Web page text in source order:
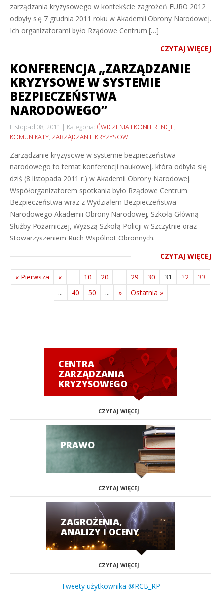
zarządzania kryzysowego w kontekście zagrożeń EURO 2012
odbyły się 7 grudnia 2011 roku w Akademii Obrony Narodowej.
Ich organizatorami było Rządowe Centrum […]
CZYTAJ WIĘCEJ
KONFERENCJA „ZARZĄDZANIE
KRYZYSOWE W SYSTEMIE
BEZPIECZEŃSTWA
NARODOWEGO”
Listopad 08, 2011 Kategoria: ĆWICZENIA I KONFERENCJE,
KOMUNIKATY, ZARZĄDZANIE KRYZYSOWE
Zarządzanie kryzysowe w systemie bezpieczeństwa
narodowego to temat konferencji naukowej, która odbyła się
dziś (8 listopada 2011 r.) w Akademii Obrony Narodowej.
Współorganizatorem spotkania było Rządowe Centrum
Bezpieczeństwa wraz z Wydziałem Bezpieczeństwa
Narodowego Akademii Obrony Narodowej, Szkołą Główną
Służby Pożarniczej, Wyższą Szkołą Policji w Szczytnie oraz
Stowarzyszeniem Ruch Wspólnot Obronnych.
CZYTAJ WIĘCEJ
« Pierwsza « ... 10 20 ... 29 30 31 32
33
...
40 50 ... » Ostatnia »
CENTRA
ZARZĄDZANIA
KRYZYSOWEGO
CZYTAJ WIĘCEJ
PRAWO
CZYTAJ WIĘCEJ
ZAGROŻENIA,
ANALIZY I OCENY
CZYTAJ WIĘCEJ
Tweety użytkownika @RCB_RP